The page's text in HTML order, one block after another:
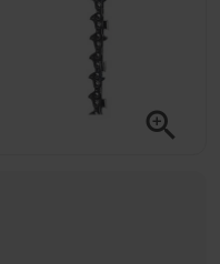
zoom_in